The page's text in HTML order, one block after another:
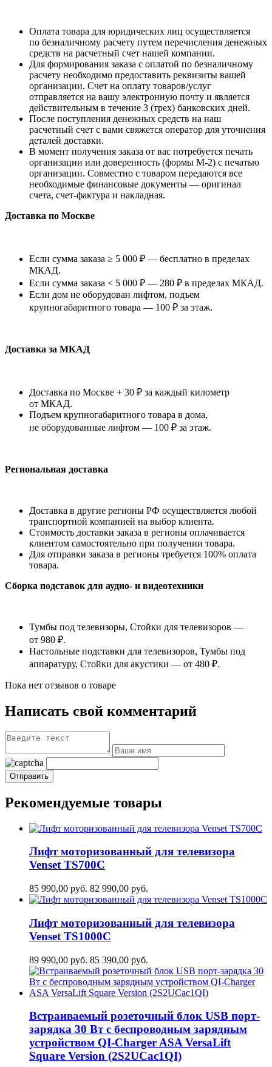
Оплата товара для юридических лиц осуществляется
по безналичному расчету путем перечисления денежных
средств на расчетный счет нашей компании.
Для формирования заказа с оплатой по безналичному
расчету необходимо предоставить реквизиты вашей
организации. Счет на оплату товаров/услуг
отправляется на вашу электронную почту и является
действительным в течение 3 (трех) банковских дней.
После поступления денежных средств на наш
расчетный счет с вами свяжется оператор для уточнения
деталей доставки.
В момент получения заказа от вас потребуется печать
организации или доверенность (формы М-2) с печатью
организации. Совместно с товаром передаются все
необходимые финансовые документы — оригинал
счета, счет-фактура и накладная.
Доставка по Москве
Если сумма заказа ≥ 5 000 ₽ — бесплатно в пределах
МКАД.
Если сумма заказа < 5 000 ₽ — 280 ₽ в пределах МКАД.
Если дом не оборудован лифтом, подъем
крупногабаритного товара — 100 ₽ за этаж.
Доставка за МКАД
Доставка по Москве + 30 ₽ за каждый километр
от МКАД.
Подъем крупногабаритного товара в дома,
не оборудованные лифтом — 100 ₽ за этаж.
Региональная доставка
Доставка в другие регионы РФ осуществляется любой
транспортной компанией на выбор клиента.
Стоимость доставки заказа в регионы оплачивается
клиентом самостоятельно при получении товара.
Для отправки заказа в регионы требуется 100% оплата
товара.
Сборка подставок для аудио- и видеотехники
Тумбы под телевизоры, Стойки для телевизоров —
от 980 ₽.
Настольные подставки для телевизоров, Тумбы под
аппаратуру, Стойки для акустики — от 480 ₽.
Пока нет отзывов о товаре
Написать свой комментарий
Рекомендуемые товары
Лифт моторизованный для телевизора
Venset TS700С
85 990,00 руб. 82 990,00 руб.
Лифт моторизованный для телевизора
Venset TS1000C
89 990,00 руб. 85 390,00 руб.
Встраиваемый розеточный блок USB порт-
зарядка 30 Вт c беспроводным зарядным
устройством QI-Charger ASA VersaLift
Square Version (2S2UCaс1QI)